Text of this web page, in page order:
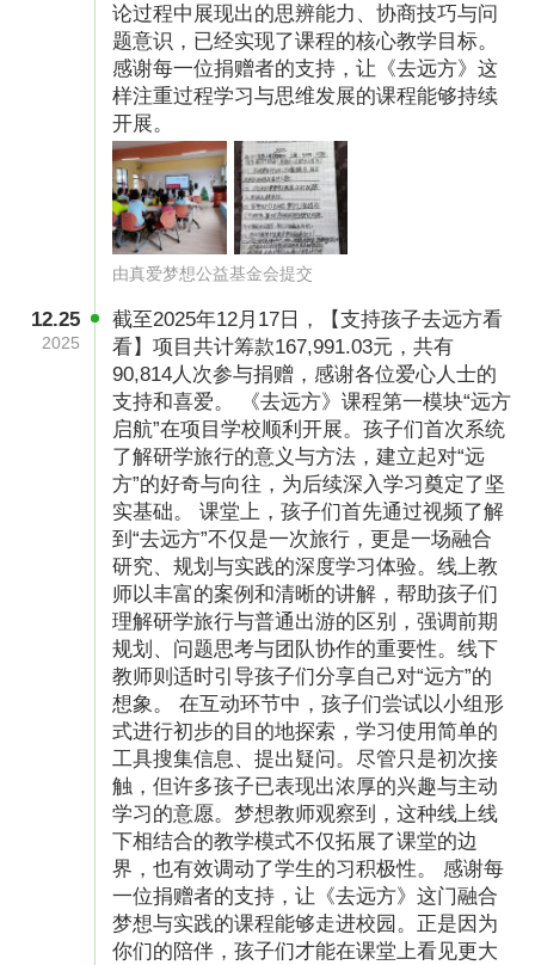
53310000501780738CA24020
善款用于“去远方”项目从规划和组织到项目执
行，以及一支学生和教师小队出行的全过程费
用，总计30000。 1.队伍支出费用21100 2.运营
服务费 7700 3.管理费（分摊机构水电、房租、
财务等行政管理费）1200 队伍支出费用是按照
往年均摊成本而设置的预算，不排除部分队伍
在“学习实践包”部分没有花到18000元上限，不同
队伍、不同城市会有略微差别，如有有剩余经费
将滚动到资金池，用于去远方项目的长期发展；
运营服务费用基于“去远方项目”而进行的《去远
方》课程开发推广、教师培训、线上平台研发、
学生方案展示奖励所提供的标准化服务，由于多
种原因，部分参与学校存在放弃全部或部分该等
标准化服务的风险，亦可能实际获得培训支持费
用超出该等标准化服务水平，真爱梦想有权对运
营服务费用进行综合统筹。对于优秀学生小组，
还将有机会获得除了基础运营服务外的物资捐
赠、参与演讲论坛等机会。
开具发票方式
上海真爱梦想公益基金会将为您开具捐赠收据，
需要捐赠收据的微公益爱心用户须将以下信息
（注明微公益“支持孩子去远方看看”项目、捐赠
论过程中展现出的思辨能力、协商技巧与问
题意识，已经实现了课程的核心教学目标。
感谢每一位捐赠者的支持，让《去远方》这
样注重过程学习与思维发展的课程能够持续
开展。
由真爱梦想公益基金会提交
12.25
2025
截至2025年12月17日，【支持孩子去远方看
看】项目共计筹款167,991.03元，共有
90,814人次参与捐赠，感谢各位爱心人士的
支持和喜爱。 《去远方》课程第一模块“远方
启航”在项目学校顺利开展。孩子们首次系统
了解研学旅行的意义与方法，建立起对“远
方”的好奇与向往，为后续深入学习奠定了坚
实基础。 课堂上，孩子们首先通过视频了解
到“去远方”不仅是一次旅行，更是一场融合
研究、规划与实践的深度学习体验。线上教
师以丰富的案例和清晰的讲解，帮助孩子们
理解研学旅行与普通出游的区别，强调前期
规划、问题思考与团队协作的重要性。线下
教师则适时引导孩子们分享自己对“远方”的
想象。 在互动环节中，孩子们尝试以小组形
式进行初步的目的地探索，学习使用简单的
工具搜集信息、提出疑问。尽管只是初次接
触，但许多孩子已表现出浓厚的兴趣与主动
学习的意愿。梦想教师观察到，这种线上线
下相结合的教学模式不仅拓展了课堂的边
界，也有效调动了学生的习积极性。 感谢每
一位捐赠者的支持，让《去远方》这门融合
梦想与实践的课程能够走进校园。正是因为
你们的陪伴，孩子们才能在课堂上看见更大